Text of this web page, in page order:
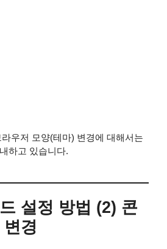
우저 모양(테마) 변경에 대해서는
하고 있습니다.
설정 방법 (2) 콘
경